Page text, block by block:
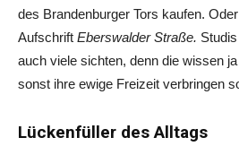
des Brandenburger Tors kaufen.
Aufschrift Eberswalder Straße.
auch viele sichten, denn die wissen
sonst ihre ewige Freizeit verbringen
Lückenfüller des Alltags